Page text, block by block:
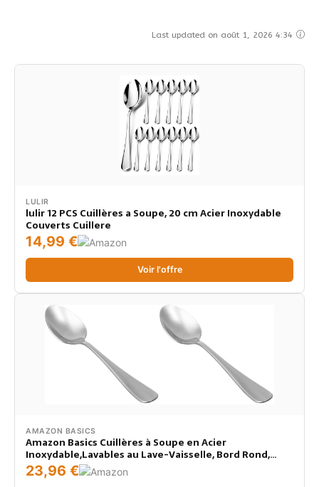
Last updated on août 1, 2026 4:34
LULIR
lulir 12 PCS Cuillères a Soupe, 20 cm Acier Inoxydable
Couverts Cuillere
14,99 €
Voir l'offre
AMAZON BASICS
Amazon Basics Cuillères à Soupe en Acier
Inoxydable,Lavables au Lave-Vaisselle, Bord Rond,
Grandes Cuillères à Soupe, 20 cm, Lot de 24, Argent
23,96 €